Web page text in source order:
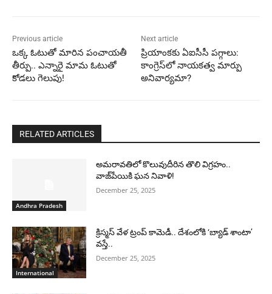
Previous article
ఒక్క ఓటుతో మారిన పంచాయతీ
తీర్పు.. ఎన్నారై మామ ఓటుతో
కోడలు గెలుపు!
Next article
ప్రియాంకకు ఏఐసీసీ పగ్గాలు:
కాంగ్రెస్‌లో నాయకత్వ మార్పు
అనివార్యమా?
RELATED ARTICLES
Andhra Pradesh
అమరావతిలో కొలువుదీరిన తొలి విగ్రహం..
వాజ్‌పేయికి ఘన నివాళి!
December 25, 2025
International
క్రిస్మస్ వేళ ట్రంప్ కామెడీ.. దేశంలోకి ‘బ్యాడ్ శాంటా’
వస్తే..
December 25, 2025